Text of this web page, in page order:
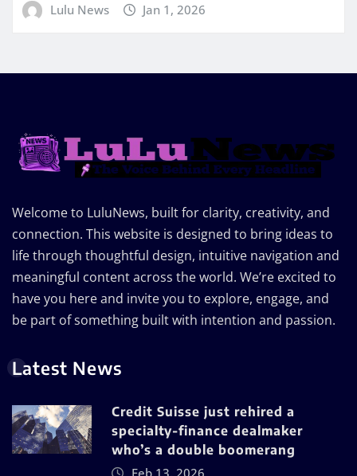
Lulu News Jan 1, 2026
Welcome to LuluNews, built for clarity, creativity, and
connection. This website is designed to bring ideas to
life through thoughtful design, intuitive navigation and
meaningful content across the world. We’re excited to
have you here and invite you to explore, engage, and
be part of something built with intention and passion.
Latest News
Credit Suisse just rehired a
specialty-finance dealmaker
who’s a double boomerang
Feb 13, 2026